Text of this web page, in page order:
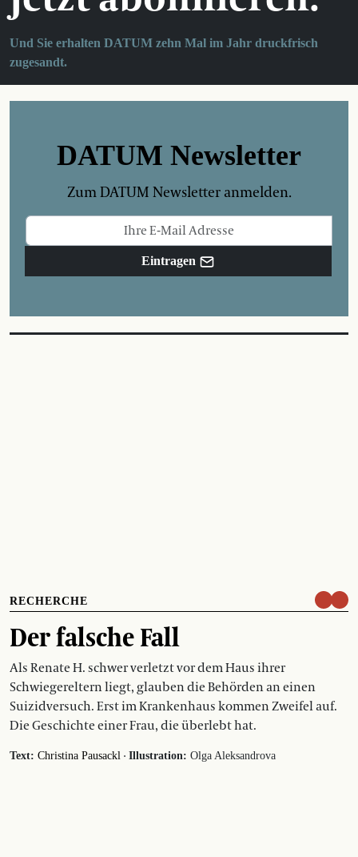
Und Sie erhalten DATUM zehn Mal im Jahr druckfrisch
zugesandt.
DATUM Newsletter
Zum DATUM Newsletter anmelden.
Eintragen
RECHERCHE
Der falsche Fall
Als Renate H. schwer verletzt vor dem Haus ihrer
Schwiegereltern liegt, glauben die Behörden an einen
Suizidversuch. Erst im Krankenhaus kommen Zweifel auf.
Die Geschichte einer Frau, die überlebt hat.
Text: Christina Pausackl · Illustration: Olga Aleksandrova